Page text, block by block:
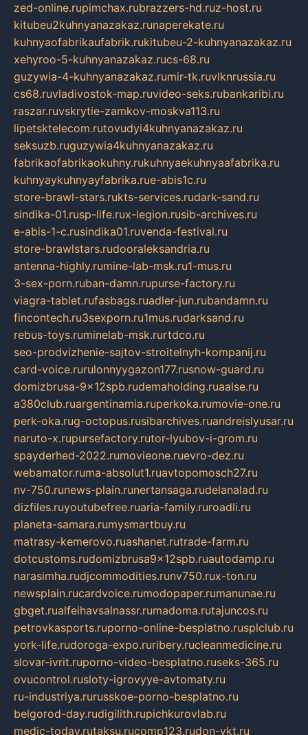
zed-online.rupimchax.rubrazzers-hd.ruz-host.ru
kitubeu2kuhnyanazakaz.runaperekate.ru
kuhnyaofabrikaufabrik.rukitubeu-2-kuhnyanazakaz.ru
xehyroo-5-kuhnyanazakaz.rucs-68.ru
guzywia-4-kuhnyanazakaz.rumir-tk.ruvlknrussia.ru
cs68.ruvladivostok-map.ruvideo-seks.rubankaribi.ru
raszar.ruvskrytie-zamkov-moskva113.ru
lipetsktelecom.rutovudyi4kuhnyanazakaz.ru
seksuzb.ruguzywia4kuhnyanazakaz.ru
fabrikaofabrikaokuhny.rukuhnyaekuhnyaafabrika.ru
kuhnyaykuhnyayfabrika.rue-abis1c.ru
store-brawl-stars.rukts-services.rudark-sand.ru
sindika-01.rusp-life.rux-legion.rusib-archives.ru
e-abis-1-c.rusindika01.ruvenda-festival.ru
store-brawlstars.rudooraleksandria.ru
antenna-highly.rumine-lab-msk.ru1-mus.ru
3-sex-porn.ruban-damn.rupurse-factory.ru
viagra-tablet.rufasbags.ruadler-jun.rubandamn.ru
fincontech.ru3sexporn.ru1mus.rudarksand.ru
rebus-toys.ruminelab-msk.rurtdco.ru
seo-prodvizhenie-sajtov-stroitelnyh-kompanij.ru
card-voice.rurulonnyygazon177.rusnow-guard.ru
domizbrusa-9x12spb.rudemaholding.ruaalse.ru
a380club.ruargentinamia.ruperkoka.rumovie-one.ru
perk-oka.rug-octopus.rusibarchives.ruandreislyusar.ru
naruto-x.rupursefactory.rutor-lyubov-i-grom.ru
spayderhed-2022.rumovieone.ruevro-dez.ru
webamator.ruma-absolut1.ruavtopomosch27.ru
nv-750.runews-plain.runertansaga.rudelanalad.ru
dizfiles.ruyoutubefree.ruaria-family.ruroadli.ru
planeta-samara.rumysmartbuy.ru
matrasy-kemerovo.ruashanet.rutrade-farm.ru
dotcustoms.rudomizbrusa9x12spb.ruautodamp.ru
narasimha.rudjcommodities.runv750.rux-ton.ru
newsplain.rucardvoice.rumodopaper.rumanunae.ru
gbget.rualfeihavsalnassr.rumadoma.rutajuncos.ru
petrovkasports.ruporno-online-besplatno.rusplclub.ru
york-life.rudoroga-expo.ruribery.rucleanmedicine.ru
slovar-ivrit.ruporno-video-besplatno.ruseks-365.ru
ovucontrol.rusloty-igrovyye-avtomaty.ru
ru-industriya.rurusskoe-porno-besplatno.ru
belgorod-day.rudigilith.rupichkurovlab.ru
medic-today.rutaksu.rucomp123.rudon-ykt.ru